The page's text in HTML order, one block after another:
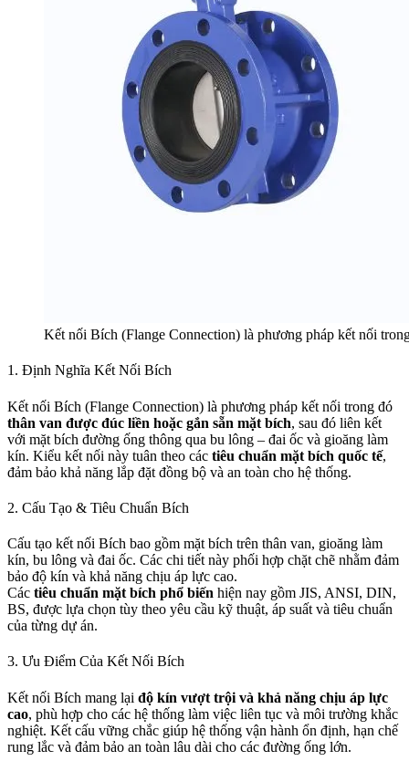
Kết nối Bích (Flange Connection) là phương pháp kết nối
1. Định Nghĩa Kết Nối Bích
Kết nối Bích (Flange Connection) là phương pháp kết nối trong đó
thân van được đúc liền hoặc gắn sẵn mặt bích, sau đó liên kết
với mặt bích đường ống thông qua bu lông – đai ốc và gioăng làm
kín. Kiểu kết nối này tuân theo các tiêu chuẩn mặt bích quốc tế,
đảm bảo khả năng lắp đặt đồng bộ và an toàn cho hệ thống.
2. Cấu Tạo & Tiêu Chuẩn Bích
Cấu tạo kết nối Bích bao gồm mặt bích trên thân van, gioăng làm
kín, bu lông và đai ốc. Các chi tiết này phối hợp chặt chẽ nhằm đảm
bảo độ kín và khả năng chịu áp lực cao.
Các tiêu chuẩn mặt bích phổ biến hiện nay gồm JIS, ANSI, DIN,
BS, được lựa chọn tùy theo yêu cầu kỹ thuật, áp suất và tiêu chuẩn
của từng dự án.
3. Ưu Điểm Của Kết Nối Bích
Kết nối Bích mang lại độ kín vượt trội và khả năng chịu áp lực
cao, phù hợp cho các hệ thống làm việc liên tục và môi trường khắc
nghiệt. Kết cấu vững chắc giúp hệ thống vận hành ổn định, hạn chế
rung lắc và đảm bảo an toàn lâu dài cho các đường ống lớn.